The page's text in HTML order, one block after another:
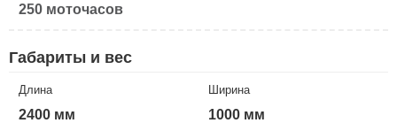
250 моточасов
Габариты и вес
Длина
2400 мм
Ширина
1000 мм